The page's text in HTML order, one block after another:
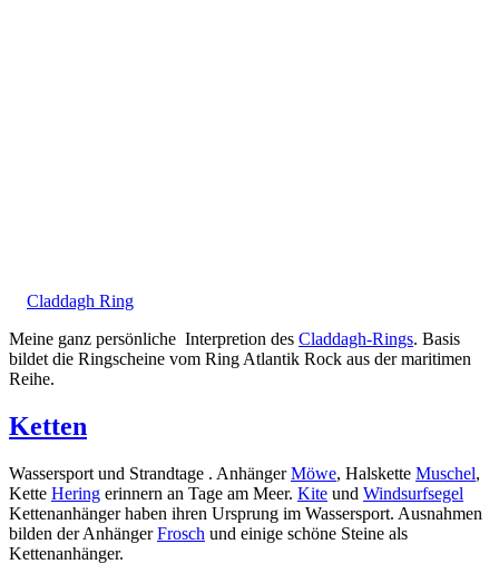
Claddagh Ring
Meine ganz persönliche Interpretion des Claddagh-Rings. Basis
bildet die Ringscheine vom Ring Atlantik Rock aus der maritimen
Reihe.
Ketten
Wassersport und Strandtage . AnhängerMöwe, Halskette Muschel,
Kette Hering erinnern an Tage am Meer. Kite und Windsurfsegel
Kettenanhänger haben ihren Ursprung im Wassersport. Ausnahmen
bilden der AnhängerFrosch und einige schöne Steine als
Kettenanhänger.